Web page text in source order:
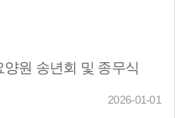
양원 송년회 및 종무식
2026-01-01